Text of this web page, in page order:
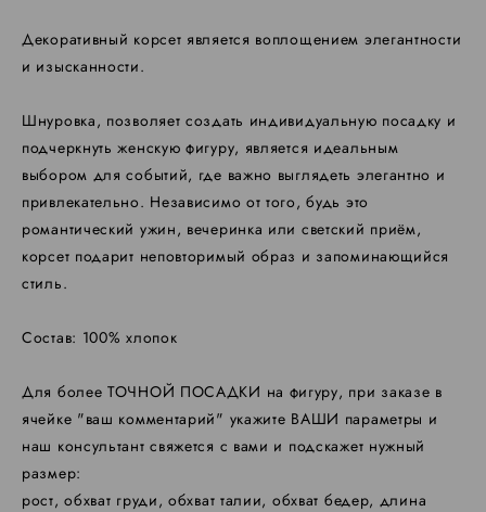
Декоративный корсет является воплощением элегантности
и изысканности.
Шнуровка, позволяет создать индивидуальную посадку и
подчеркнуть женскую фигуру, является идеальным
выбором для событий, где важно выглядеть элегантно и
привлекательно. Независимо от того, будь это
романтический ужин, вечеринка или светский приём,
корсет подарит неповторимый образ и запоминающийся
стиль.
Состав: 100% хлопок
Для более ТОЧНОЙ ПОСАДКИ на фигуру, при заказе в
ячейке "ваш комментарий" укажите ВАШИ параметры и
наш консультант свяжется с вами и подскажет нужный
размер:
​рост, обхват груди, обхват талии, обхват бедер, длина